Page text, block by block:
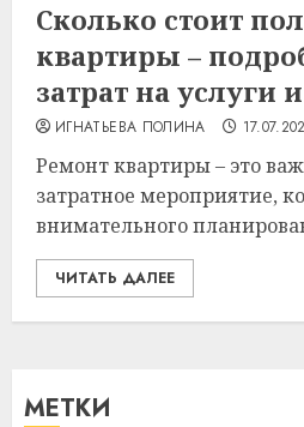
Сколько стоит
квартиры –
затрат на услуги
ИГНАТЬЕВА ПОЛИНА
Ремонт квартиры – это
затратное мероприятие,
внимательного
ЧИТАТЬ ДАЛЕЕ
МЕТКИ